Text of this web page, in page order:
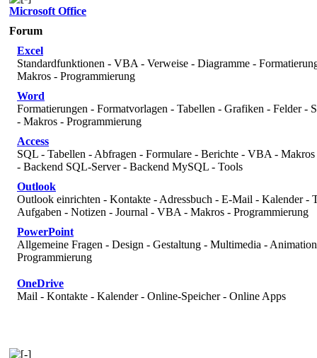
Microsoft Office
Forum
Excel
Standardfunktionen - VBA - Verweise - Diagramme -
Makros - Programmierung
Word
Formatierungen - Formatvorlagen - Tabellen - Grafiken - Felder -
- Makros - Programmierung
Access
SQL - Tabellen - Abfragen - Formulare - Berichte - VBA -
- Backend SQL-Server - Backend MySQL - Tools
Outlook
Outlook einrichten - Kontakte - Adressbuch - E-Mail - Kalender -
Aufgaben - Notizen - Journal - VBA - Makros - Programmierung
PowerPoint
Allgemeine Fragen - Design - Gestaltung - Multimedia -
Programmierung
OneDrive
Mail - Kontakte - Kalender - Online-Speicher - Online Apps